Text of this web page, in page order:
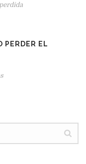
PERDER EL